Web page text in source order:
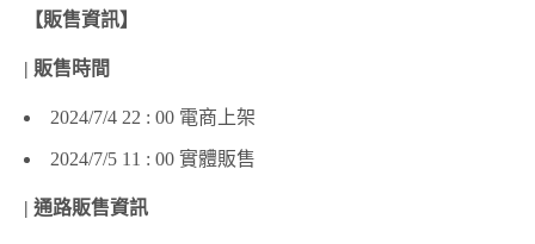
【販售資訊】
| 販售時間
2024/7/4 22 : 00 電商上架
2024/7/5 11 : 00 實體販售
| 通路販售資訊